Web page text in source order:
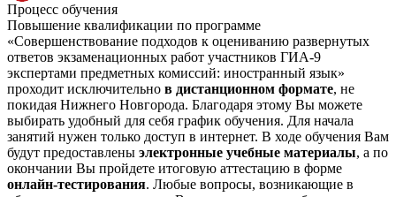
Процесс обучения
Повышение квалификации по программе
«Совершенствование подходов к оцениванию развернутых
ответов экзаменационных работ участников ГИА-9
экспертами предметных комиссий: иностранный язык»
проходит исключительно в дистанционном формате, не
покидая Нижнего Новгорода. Благодаря этому Вы можете
выбирать удобный для себя график обучения. Для начала
занятий нужен только доступ в интернет. В ходе обучения Вам
будут предоставлены электронные учебные материалы, а по
окончании Вы пройдете итоговую аттестацию в форме
онлайн-тестирования. Любые вопросы, возникающие в